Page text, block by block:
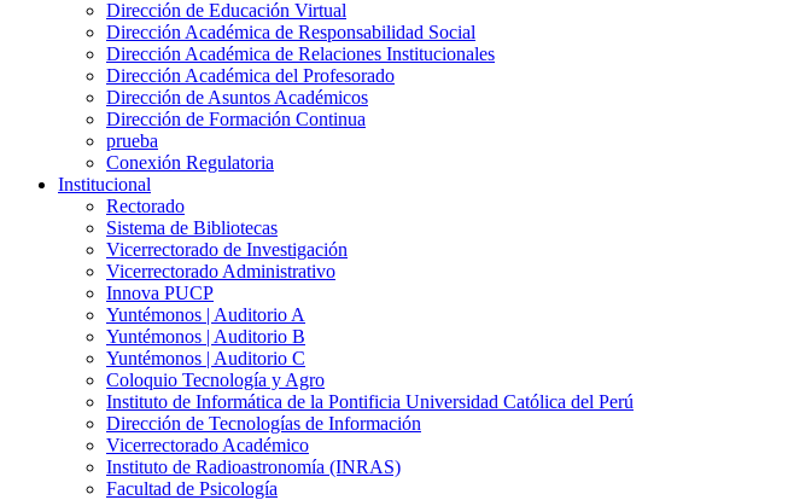
Dirección de Educación Virtual
Dirección Académica de Responsabilidad Social
Dirección Académica de Relaciones Institucionales
Dirección Académica del Profesorado
Dirección de Asuntos Académicos
Dirección de Formación Continua
prueba
Conexión Regulatoria
Institucional
Rectorado
Sistema de Bibliotecas
Vicerrectorado de Investigación
Vicerrectorado Administrativo
Innova PUCP
Yuntémonos | Auditorio A
Yuntémonos | Auditorio B
Yuntémonos | Auditorio C
Coloquio Tecnología y Agro
Instituto de Informática de la Pontificia Universidad Católica del Perú
Dirección de Tecnologías de Información
Vicerrectorado Académico
Instituto de Radioastronomía (INRAS)
Facultad de Psicología